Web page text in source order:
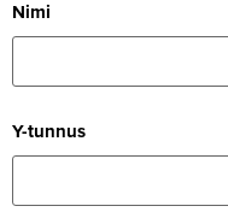
Nimi
Y-tunnus